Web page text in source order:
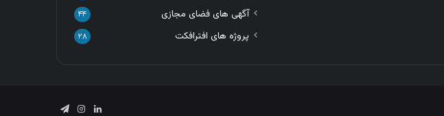
آگهی های فضای مجازی ۴۴
پروژه های افترافکت ۲۸
لینکدیناینستاگرام
تلگرام